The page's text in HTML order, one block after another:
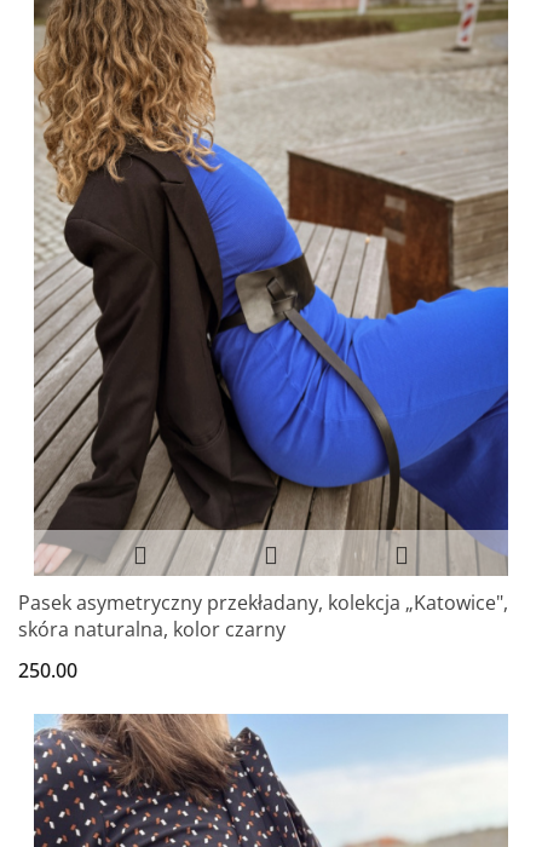
Pasek asymetryczny przekładany, kolekcja „Katowice",
skóra naturalna, kolor czarny
250.00